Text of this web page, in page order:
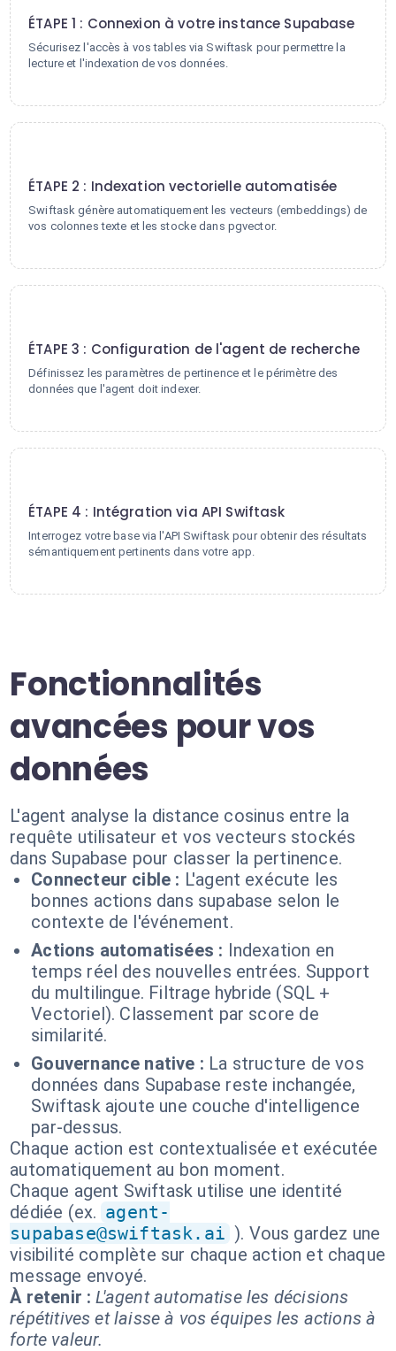
ÉTAPE 1 : Connexion à votre instance Supabase
Sécurisez l'accès à vos tables via Swiftask pour permettre la
lecture et l'indexation de vos données.
ÉTAPE 2 : Indexation vectorielle automatisée
Swiftask génère automatiquement les vecteurs (embeddings) de
vos colonnes texte et les stocke dans pgvector.
ÉTAPE 3 : Configuration de l'agent de recherche
Définissez les paramètres de pertinence et le périmètre des
données que l'agent doit indexer.
ÉTAPE 4 : Intégration via API Swiftask
Interrogez votre base via l'API Swiftask pour obtenir des résultats
sémantiquement pertinents dans votre app.
Fonctionnalités
avancées pour vos
données
L'agent analyse la distance cosinus entre la
requête utilisateur et vos vecteurs stockés
dans Supabase pour classer la pertinence.
Connecteur cible : L'agent exécute les
bonnes actions dans supabase selon le
contexte de l'événement.
Actions automatisées : Indexation en
temps réel des nouvelles entrées. Support
du multilingue. Filtrage hybride (SQL +
Vectoriel). Classement par score de
similarité.
Gouvernance native : La structure de vos
données dans Supabase reste inchangée,
Swiftask ajoute une couche d'intelligence
par-dessus.
Chaque action est contextualisée et exécutée
automatiquement au bon moment.
Chaque agent Swiftask utilise une identité
dédiée (ex. agent-
supabase@swiftask.ai ). Vous gardez une
visibilité complète sur chaque action et chaque
message envoyé.
À retenir : L'agent automatise les décisions
répétitives et laisse à vos équipes les actions à
forte valeur.